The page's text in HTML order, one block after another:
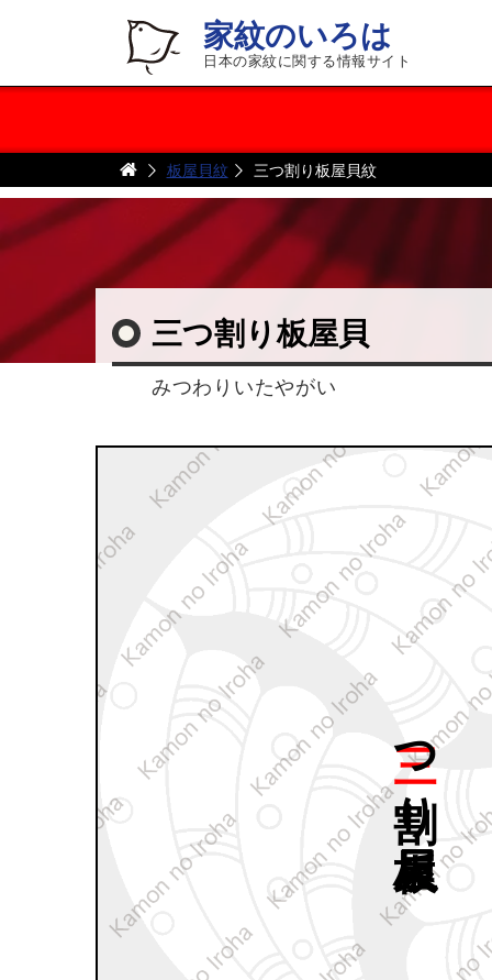
家紋のいろは
日本の家紋に関する情報サイト
板屋貝紋 三つ割り板屋貝紋
三つ割り板屋貝
みつわりいたやがい
板屋貝